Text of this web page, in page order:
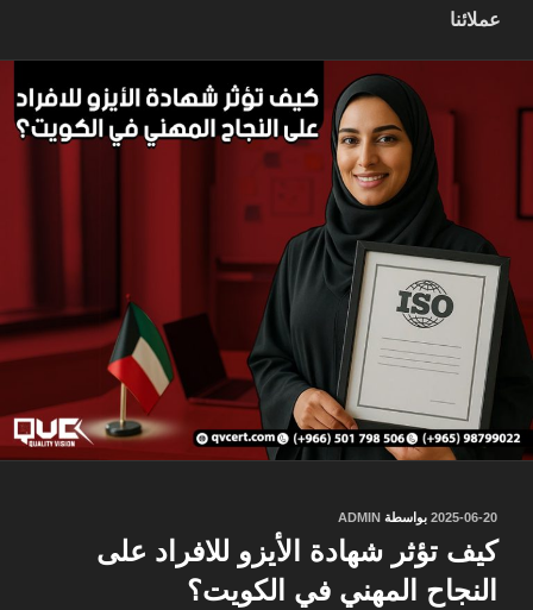
عملائنا
نُشر
في
2025-06-20 بواسطة ADMIN
كيف تؤثر شهادة الأيزو للافراد على
النجاح المهني في الكويت؟